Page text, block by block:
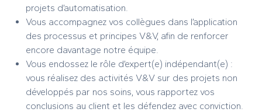
projets d’automatisation.
Vous accompagnez vos collègues dans l’application
des processus et principes V&V, afin de renforcer
encore davantage notre équipe.
Vous endossez le rôle d’expert(e) indépendant(e) :
vous réalisez des activités V&V sur des projets non
développés par nos soins, vous rapportez vos
conclusions au client et les défendez avec conviction.